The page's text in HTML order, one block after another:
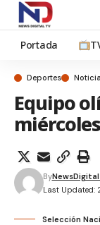
Portada
Deportes
Equipo
Last Updated:
By
Selección